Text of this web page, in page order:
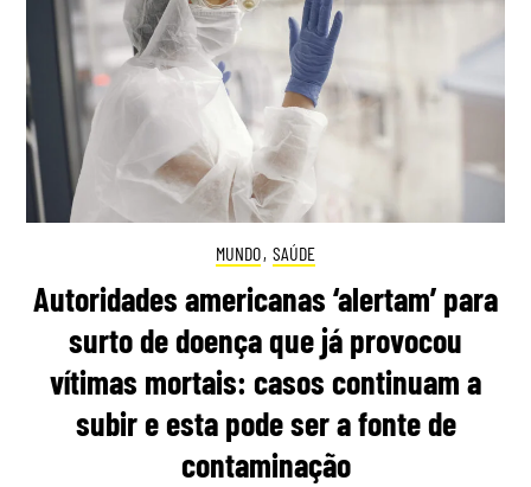
MUNDO, SAÚDE
Autoridades americanas ‘alertam’ para
surto de doença que já provocou
vítimas mortais: casos continuam a
subir e esta pode ser a fonte de
contaminação